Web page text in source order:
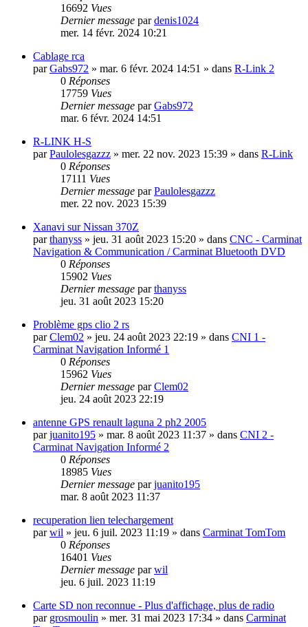
16692 Vues
Dernier message pardenis1024
mer. 14 févr. 2024 10:21
Cablage rca
parGabs972 » mar. 6 févr. 2024 14:51 » dans R-Link 2
0 Réponses
17759 Vues
Dernier message parGabs972
mar. 6 févr. 2024 14:51
R-LINK H-S
parPaulolesgazzz » mer. 22 nov. 2023 15:39 » dans R-Link
0 Réponses
17111 Vues
Dernier message parPaulolesgazzz
mer. 22 nov. 2023 15:39
Xanavi sur Nissan 370Z
parthanyss » jeu. 31 août 2023 15:20 » dans CNC - Carminat
Navigation & Communication / Carminat Bluetooth DVD
0 Réponses
15902 Vues
Dernier message parthanyss
jeu. 31 août 2023 15:20
Problème gps clio 2 rs
parClem02 » jeu. 24 août 2023 22:19 » dans CNI 1 -
Carminat Navigation Informé 1
0 Réponses
15962 Vues
Dernier message parClem02
jeu. 24 août 2023 22:19
antenne GPS renault laguna 2 ph2 2005
parjuanito195 » mar. 8 août 2023 11:37 » dans CNI 2 -
Carminat Navigation Informé 2
0 Réponses
18985 Vues
Dernier message parjuanito195
mar. 8 août 2023 11:37
recuperation lien telechargement
parwil » jeu. 6 juil. 2023 11:19 » dans Carminat TomTom
0 Réponses
16401 Vues
Dernier message parwil
jeu. 6 juil. 2023 11:19
Carte SD non reconnue - Plus d'affichage, plus de radio
par grosmoulin » mer. 31 mai 2023 17:34 » dans Carminat